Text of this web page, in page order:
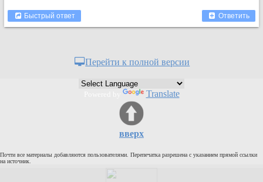
Медицина
Пользователи / Поиск
Организации
Быстрый ответ Ответить
Перейти к полной версии
Translate
вверх
Почти все материалы добавляются пользователями. Перепечатка разрешена с указанием прямой ссылки
на источник.